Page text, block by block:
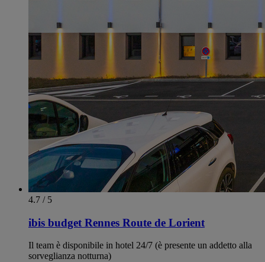
4.7 / 5
ibis budget Rennes Route de Lorient
Il team è disponibile in hotel 24/7 (è presente un addetto alla
sorveglianza notturna)